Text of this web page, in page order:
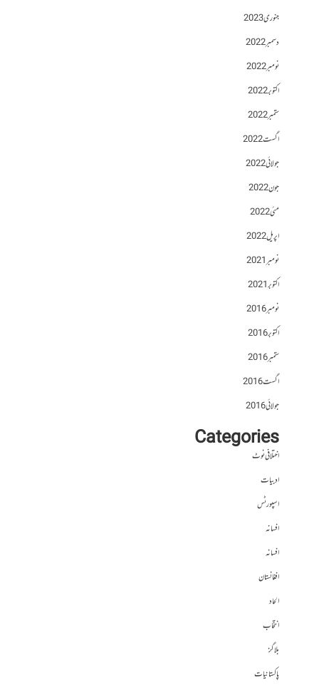
جنوری 2023
دسمبر 2022
نومبر 2022
اکتوبر 2022
ستمبر 2022
اگست 2022
جولائی 2022
جون 2022
مئی 2022
اپریل 2022
نومبر 2021
اکتوبر 2021
نومبر 2016
اکتوبر 2016
ستمبر 2016
اگست 2016
جولائی 2016
Categories
اختلافی نوٹ
ادبیات
اسپورٹس
افسانہ
افسانہ
افغانستان
الحاد
انتخاب
بلاگز
پاکستانیات